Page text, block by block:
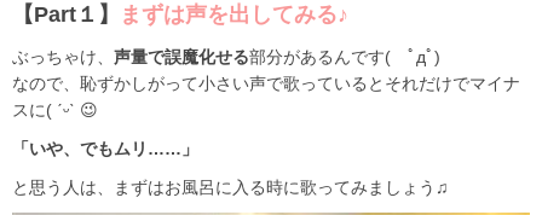
【Part１】 まずは声を出してみる♪
ぶっちゃけ、 声量で誤魔化せる部分があるんです( ﾟдﾟ)
なので、恥ずかしがって小さい声で歌っているとそれだけでマイナ
スに( ˊᵕˋ 😉
「いや、でもムリ……」
と思う人は、まずはお風呂に入る時に歌ってみましょう♫